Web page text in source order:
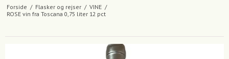
Forside / Flasker og rejser / VINE /
ROSE vin fra Toscana 0,75 liter 12 pct